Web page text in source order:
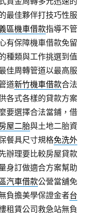
最佳夥伴打技巧性服
區機車借款指導不管
有保障機車借款免留
種類與工作挑選到值
佳周轉管道以最高服
道新竹機車借款合法
各式各樣的貸款方案
要選擇合法當鋪，借
屋二胎與土地二胎資
餐具尺寸規格免洗外
辦理要比較房屋貸款
身訂做適合方案幫助
汽車借款公營當舖免
負擔美學保證金者台
租賃公司救急站無負